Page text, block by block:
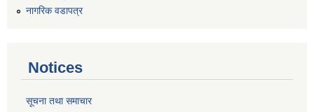
नागरिक वडापत्र
Notices
सूचना तथा समाचार